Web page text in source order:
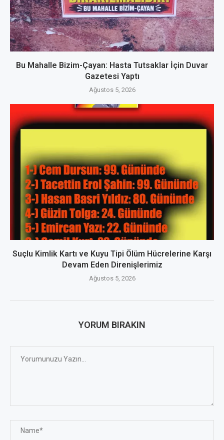
Bu Mahalle Bizim-Çayan: Hasta Tutsaklar İçin Duvar
Gazetesi Yaptı
Ağustos 5, 2026
Suçlu Kimlik Kartı ve Kuyu Tipi Ölüm Hücrelerine Karşı
Devam Eden Direnişlerimiz
Ağustos 5, 2026
YORUM BIRAKIN